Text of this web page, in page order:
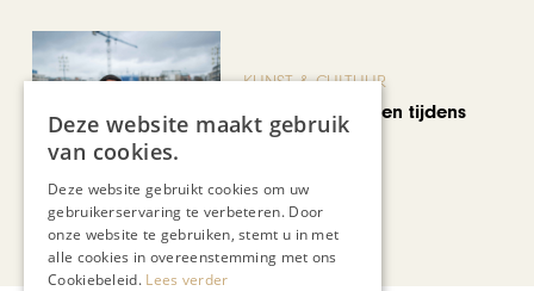
KUNST & CULTUUR
Wereldse beelden tijdens
Cultura Nova
Bekijk alle artikelen
Deze website maakt gebruik
van cookies.
Deze website gebruikt cookies om uw
gebruikerservaring te verbeteren. Door
onze website te gebruiken, stemt u in met
alle cookies in overeenstemming met ons
Cookiebeleid. Lees verder